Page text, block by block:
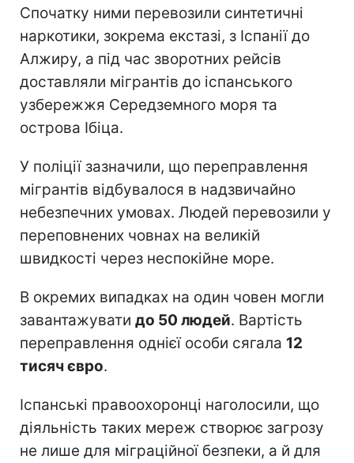
Спочатку ними перевозили синтетичні
наркотики, зокрема екстазі, з Іспанії до
Алжиру, а під час зворотних рейсів
доставляли мігрантів до іспанського
узбережжя Середземного моря та
острова Ібіца.
У поліції зазначили, що переправлення
мігрантів відбувалося в надзвичайно
небезпечних умовах. Людей перевозили у
переповнених човнах на великій
швидкості через неспокійне море.
В окремих випадках на один човен могли
завантажувати до 50 людей. Вартість
переправлення однієї особи сягала 12
тисяч євро.
Іспанські правоохоронці наголосили, що
діяльність таких мереж створює загрозу
не лише для міграційної безпеки, а й для